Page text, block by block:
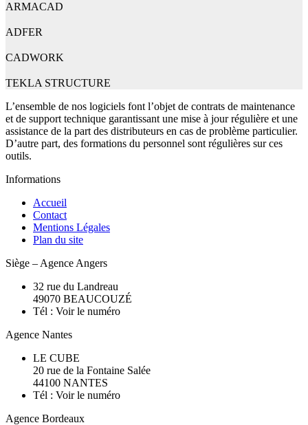
ARMACAD
ADFER
CADWORK
TEKLA STRUCTURE
L’ensemble de nos logiciels font l’objet de contrats de maintenance
et de support technique garantissant une mise à jour régulière et une
assistance de la part des distributeurs en cas de problème particulier.
D’autre part, des formations du personnel sont régulières sur ces
outils.
Informations
Accueil
Contact
Mentions Légales
Plan du site
Siège – Agence Angers
32 rue du Landreau
49070 BEAUCOUZÉ
Tél : Voir le numéro
Agence Nantes
LE CUBE
20 rue de la Fontaine Salée
44100 NANTES
Tél : Voir le numéro
Agence Bordeaux